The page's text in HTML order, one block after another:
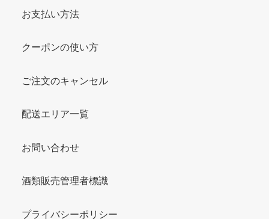
お支払い方法
クーポンの使い方
ご注文のキャンセル
配送エリア一覧
お問い合わせ
酒類販売管理者標識
プライバシーポリシー